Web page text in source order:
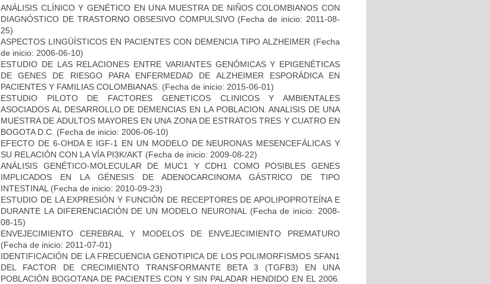
ANÁLISIS CLÍNICO Y GENÉTICO EN UNA MUESTRA DE NIÑOS COLOMBIANOS CON
DIAGNÓSTICO DE TRASTORNO OBSESIVO COMPULSIVO(Fecha de inicio: 2011-08-
25)
ASPECTOS LINGÜÍSTICOS EN PACIENTES CON DEMENCIA TIPO ALZHEIMER (Fecha
de inicio: 2006-06-10)
ESTUDIO DE LAS RELACIONES ENTRE VARIANTES GENÓMICAS Y EPIGENÉTICAS
DE GENES DE RIESGO PARA ENFERMEDAD DE ALZHEIMER ESPORÁDICA EN
PACIENTES Y FAMILIAS COLOMBIANAS. (Fecha de inicio: 2015-06-01)
ESTUDIO PILOTO DE FACTORES GENETICOS CLINICOS Y AMBIENTALES
ASOCIADOS AL DESARROLLO DE DEMENCIAS EN LA POBLACION. ANALISIS DE UNA
MUESTRA DE ADULTOS MAYORES EN UNA ZONA DE ESTRATOS TRES Y CUATRO EN
BOGOTA D.C. (Fecha de inicio: 2006-06-10)
EFECTO DE 6-OHDA E IGF-1 EN UN MODELO DE NEURONAS MESENCEFÁLICAS Y
SU RELACIÓN CON LA VÍA PI3K/AKT (Fecha de inicio: 2009-08-22)
ANÁLISIS GENÉTICO-MOLECULAR DE MUC1 Y CDH1 COMO POSIBLES GENES
IMPLICADOS EN LA GÉNESIS DE ADENOCARCINOMA GÁSTRICO DE TIPO
INTESTINAL (Fecha de inicio: 2010-09-23)
ESTUDIO DE LA EXPRESIÓN Y FUNCIÓN DE RECEPTORES DE APOLIPOPROTEÍNA E
DURANTE LA DIFERENCIACIÓN DE UN MODELO NEURONAL
(Fecha de inicio: 2008-
08-15)
ENVEJECIMIENTO CEREBRAL Y MODELOS DE ENVEJECIMIENTO PREMATURO
(Fecha de inicio: 2011-07-01)
IDENTIFICACIÓN DE LA FRECUENCIA GENOTIPICA DE LOS POLIMORFISMOS SFAN1
DEL FACTOR DE CRECIMIENTO TRANSFORMANTE BETA 3 (TGFB3) EN UNA
POBLACIÓN BOGOTANA DE PACIENTES CON Y SIN PALADAR HENDIDO EN EL 2006.